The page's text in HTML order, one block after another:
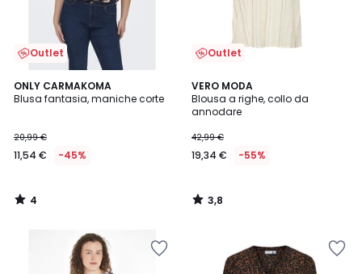
Outlet
ONLY CARMAKOMA
Blusa fantasia, maniche corte
20,99 €
11,54 € -45%
4
/
4
/
Outlet
VERO MODA
Blousa a righe, collo da
annodare
42,99 €
19,34 € -55%
3,8
/ 5
3,8
/